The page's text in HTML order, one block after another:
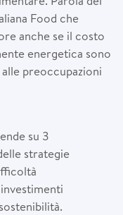
Food che
anche se il costo
energetica sono
preoccupazioni
su 3
strategie